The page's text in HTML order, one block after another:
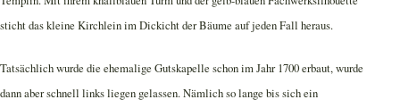
sticht das kleine Kirchlein im Dickicht der Bäume auf jeden Fall heraus.
Tatsächlich wurde die ehemalige Gutskapelle schon im Jahr 1700 erbaut, wurde
dann aber schnell links liegen gelassen. Nämlich so lange bis sich ein